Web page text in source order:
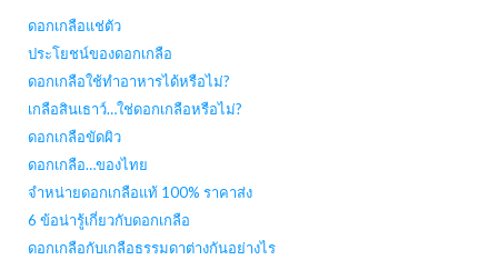
ดอกเกลือแช่ตัว
ประโยชน์ของดอกเกลือ
ดอกเกลือใช้ทำอาหารได้หรือไม่?
เกลือสินเธาว์…ใช่ดอกเกลือหรือไม่?
ดอกเกลือขัดผิว
ดอกเกลือ…ของไทย
จำหน่ายดอกเกลือแท้ 100% ราคาส่ง
6 ข้อน่ารู้เกี่ยวกับดอกเกลือ
ดอกเกลือกับเกลือธรรมดาต่างกันอย่างไร